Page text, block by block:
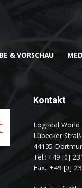
& VORSCHAU
Kontakt
LogReal World
Lübecker
44135
Tel.: +49 [0]
Fax.: +49 [0]